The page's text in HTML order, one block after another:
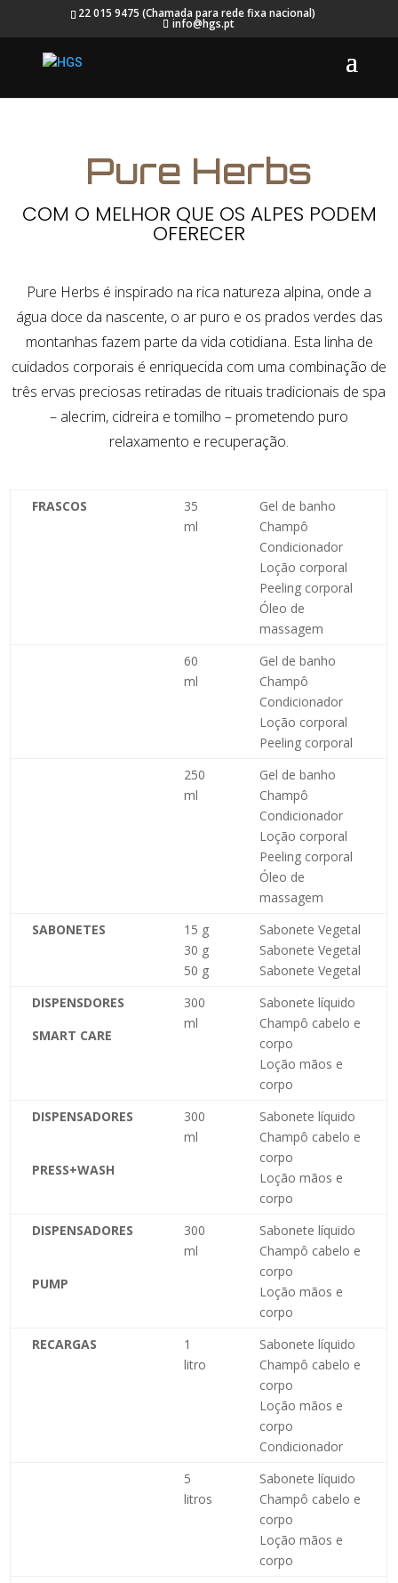
22 015 9475 (Chamada para rede fixa nacional)
info@hgs.pt
Pure Herbs
COM O MELHOR QUE OS ALPES PODEM
OFERECER
Pure Herbs é inspirado na rica natureza alpina, onde a
água doce da nascente, o ar puro e os prados verdes das
montanhas fazem parte da vida cotidiana. Esta linha de
cuidados corporais é enriquecida com uma combinação de
três ervas preciosas retiradas de rituais tradicionais de spa
– alecrim, cidreira e tomilho – prometendo puro
relaxamento e recuperação.
FRASCOS
35
ml
Gel de banho
Champô
Condicionador
Loção corporal
Peeling corporal
Óleo de
massagem
60
ml
Gel de banho
Champô
Condicionador
Loção corporal
Peeling corporal
250
ml
Gel de banho
Champô
Condicionador
Loção corporal
Peeling corporal
Óleo de
massagem
SABONETES
15 g
30 g
50 g
Sabonete Vegetal
Sabonete Vegetal
Sabonete Vegetal
DISPENSDORES
SMART CARE
300
ml
Sabonete líquido
Champô cabelo e
corpo
Loção mãos e
corpo
DISPENSADORES
PRESS+WASH
300
ml
Sabonete líquido
Champô cabelo e
corpo
Loção mãos e
corpo
DISPENSADORES
PUMP
300
ml
Sabonete líquido
Champô cabelo e
corpo
Loção mãos e
corpo
RECARGAS
1
litro
Sabonete líquido
Champô cabelo e
corpo
Loção mãos e
corpo
Condicionador
5
litros
Sabonete líquido
Champô cabelo e
corpo
Loção mãos e
corpo